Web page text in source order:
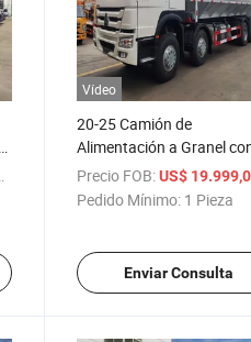
/ Pieza
Vídeo
20-25 Camión de
Alimentación a Granel
46m³ Tanque – 8X4
Alta Resistencia, 350-
Precio FOB: US$ 19.999,00-
Pedido Mínimo: 1 Pieza
Enviar Consulta